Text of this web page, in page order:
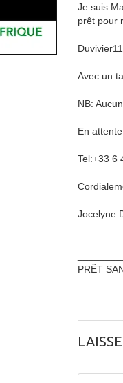
Je suis
prêt pour
Avec un
NB:
En
Tel:+33 6
Jocelyne
PRÊT